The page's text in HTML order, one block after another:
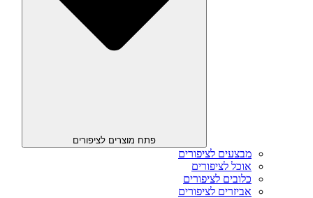
פתח מוצרים לציפורים
מבצעים לציפורים
אוכל לציפורים
כלובים לציפורים
אביזרים לציפורים